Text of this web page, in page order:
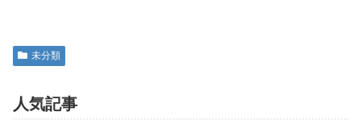
未分類
人気記事